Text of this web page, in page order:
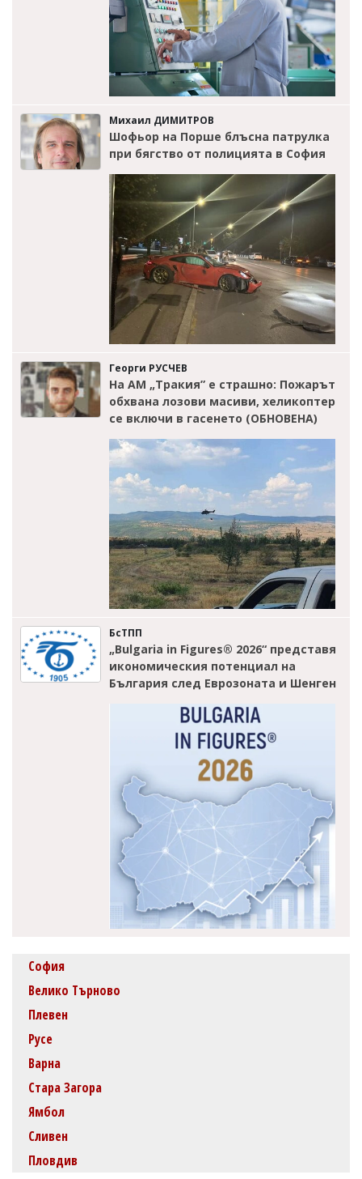
Михаил ДИМИТРОВ
Шофьор на Порше блъсна патрулка
при бягство от полицията в София
Георги РУСЧЕВ
На АМ „Тракия” е страшно: Пожарът
обхвана лозови масиви, хеликоптер
се включи в гасенето (ОБНОВЕНА)
БсТПП
„Bulgaria in Figures® 2026“ представя
икономическия потенциал на
България след Еврозоната и Шенген
София
Велико Търново
Плевен
Русе
Варна
Стара Загора
Ямбол
Сливен
Пловдив